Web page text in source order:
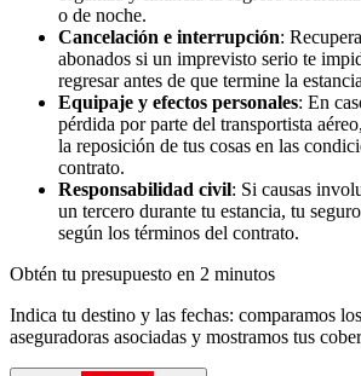
o de noche.
Cancelación e interrupción:
abonados si un imprevisto serio te
regresar antes de que termine la
Equipaje y efectos personales: En
pérdida por parte del transportista
la reposición de tus cosas en las
contrato.
Responsabilidad civil: Si causas
un tercero durante tu estancia, tu
según los términos del contrato.
Obtén tu presupuesto en 2 minutos
Indica tu destino y las fechas: comparamos
aseguradoras asociadas y mostramos tus